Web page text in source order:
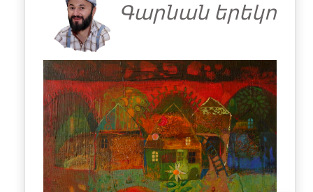
Գարնան երեկո